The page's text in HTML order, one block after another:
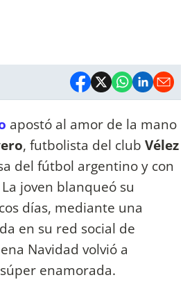
apostó al amor de la mano
, futbolista del club Vélez
del fútbol argentino y con
joven blanqueó su
días, mediante una
en su red social de
Navidad volvió a
enamorada.